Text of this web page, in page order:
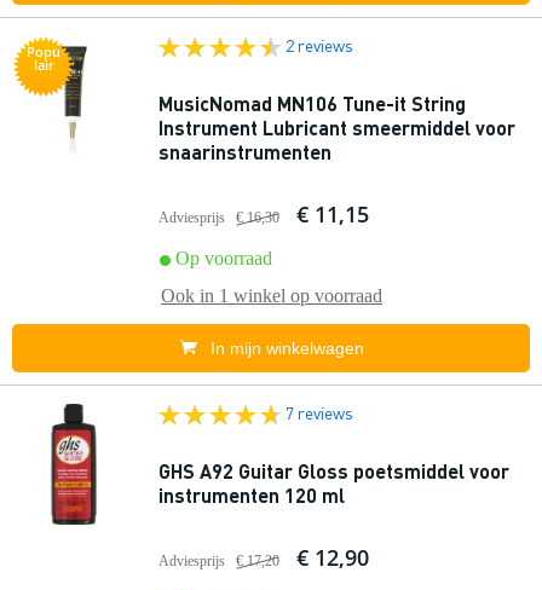
Popu
lair
2 reviews
MusicNomad MN106 Tune-it String
Instrument Lubricant smeermiddel voor
snaarinstrumenten
Adviesprijs € 16,30 € 11,15
Op voorraad
Ook in 1 winkel op voorraad
In mijn winkelwagen
7 reviews
GHS A92 Guitar Gloss poetsmiddel voor
instrumenten 120 ml
Adviesprijs € 17,20 € 12,90